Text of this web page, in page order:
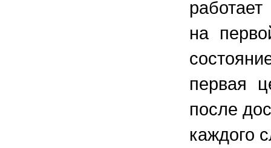
на
первая
после
каждого